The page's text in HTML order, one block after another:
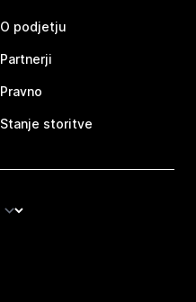
O podjetju
Partnerji
Pravno
Stanje storitve